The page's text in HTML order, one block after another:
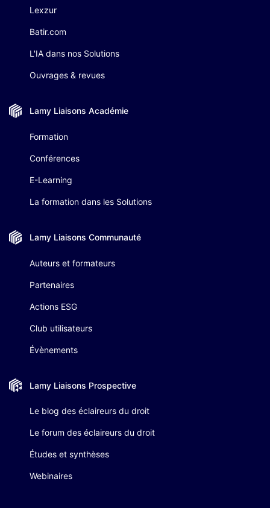
Lexzur
Batir.com
L'IA dans nos Solutions
Ouvrages & revues
Lamy Liaisons Académie
Formation
Conférences
E-Learning
La formation dans les Solutions
Lamy Liaisons Communauté
Auteurs et formateurs
Partenaires
Actions ESG
Club utilisateurs
Évènements
Lamy Liaisons Prospective
Le blog des éclaireurs du droit
Le forum des éclaireurs du droit
Études et synthèses
Webinaires